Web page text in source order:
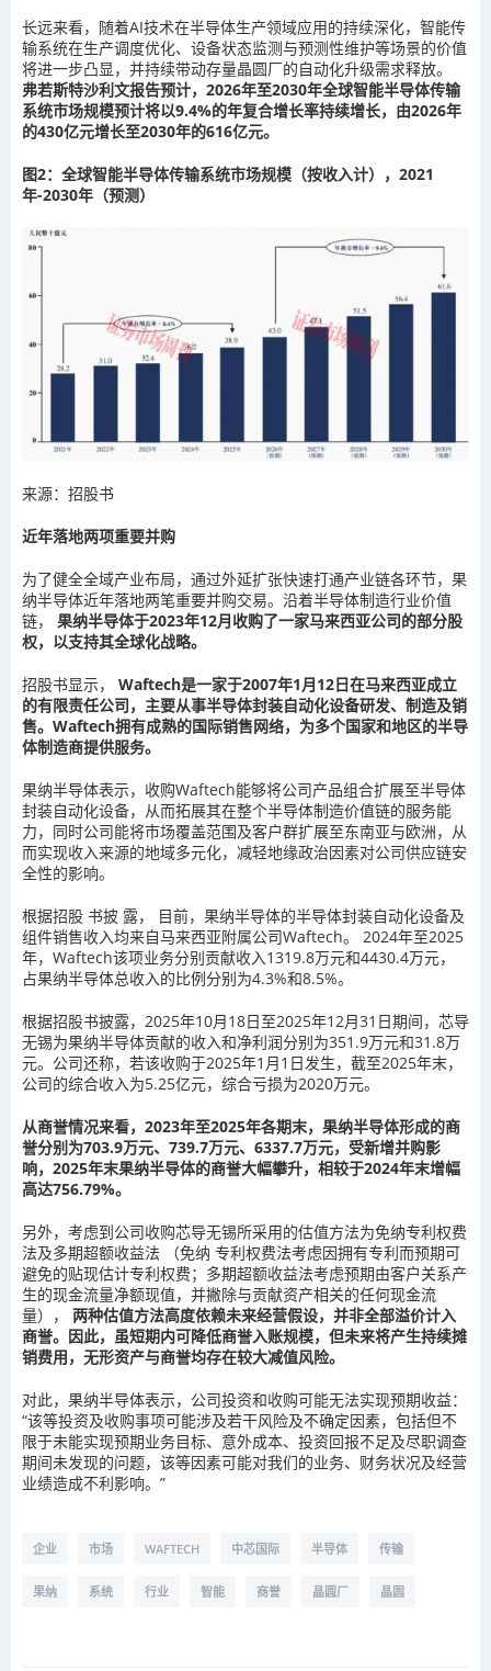
长远来看，随着AI技术在半导体生产领域应用的持续深化，智能传
输系统在生产调度优化、设备状态监测与预测性维护等场景的价值
将进一步凸显，并持续带动存量晶圆厂的自动化升级需求释放。
弗若斯特沙利文报告预计，2026年至2030年全球智能半导体传输
系统市场规模预计将以9.4%的年复合增长率持续增长，由2026年
的430亿元增长至2030年的616亿元。
图2：全球智能半导体传输系统市场规模（按收入计），2021
年-2030年（预测）
来源：招股书
近年落地两项重要并购
为了健全全域产业布局，通过外延扩张快速打通产业链各环节，果
纳半导体近年落地两笔重要并购交易。沿着半导体制造行业价值
链， 果纳半导体于2023年12月收购了一家马来西亚公司的部分股
权，以支持其全球化战略。
招股书显示， Waftech是一家于2007年1月12日在马来西亚成立
的有限责任公司，主要从事半导体封装自动化设备研发、制造及销
售。Waftech拥有成熟的国际销售网络，为多个国家和地区的半导
体制造商提供服务。
果纳半导体表示，收购Waftech能够将公司产品组合扩展至半导体
封装自动化设备，从而拓展其在整个半导体制造价值链的服务能
力，同时公司能将市场覆盖范围及客户群扩展至东南亚与欧洲，从
而实现收入来源的地域多元化，减轻地缘政治因素对公司供应链安
全性的影响。
根据招股 书披 露， 目前，果纳半导体的半导体封装自动化设备及
组件销售收入均来自马来西亚附属公司Waftech。 2024年至2025
年，Waftech该项业务分别贡献收入1319.8万元和4430.4万元，
占果纳半导体总收入的比例分别为4.3%和8.5%。
根据招股书披露，2025年10月18日至2025年12月31日期间，芯导
无锡为果纳半导体贡献的收入和净利润分别为351.9万元和31.8万
元。公司还称，若该收购于2025年1月1日发生，截至2025年末，
公司的综合收入为5.25亿元，综合亏损为2020万元。
从商誉情况来看，2023年至2025年各期末，果纳半导体形成的商
誉分别为703.9万元、739.7万元、6337.7万元，受新增并购影
响，2025年末果纳半导体的商誉大幅攀升，相较于2024年末增幅
高达756.79%。
另外，考虑到公司收购芯导无锡所采用的估值方法为免纳专利权费
法及多期超额收益法 （免纳 专利权费法考虑因拥有专利而预期可
避免的贴现估计专利权费；多期超额收益法考虑预期由客户关系产
生的现金流量净额现值，并撇除与贡献资产相关的任何现金流
量）， 两种估值方法高度依赖未来经营假设，并非全部溢价计入
商誉。因此，虽短期内可降低商誉入账规模，但未来将产生持续摊
销费用，无形资产与商誉均存在较大减值风险。
对此，果纳半导体表示，公司投资和收购可能无法实现预期收益：
“该等投资及收购事项可能涉及若干风险及不确定因素，包括但不
限于未能实现预期业务目标、意外成本、投资回报不足及尽职调查
期间未发现的问题，该等因素可能对我们的业务、财务状况及经营
业绩造成不利影响。”
企业 市场 WAFTECH 中芯国际 半导体 传输
果纳 系统 行业 智能 商誉 晶圆厂 晶圆